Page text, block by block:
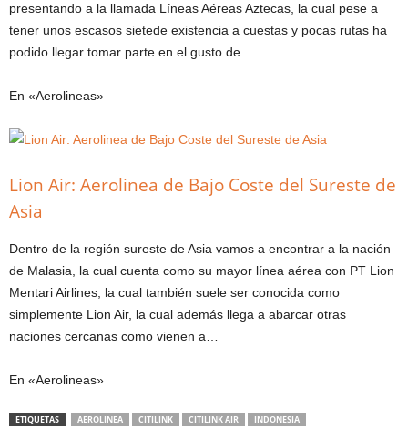
presentando a la llamada Líneas Aéreas Aztecas, la cual pese a
tener unos escasos sietede existencia a cuestas y pocas rutas ha
podido llegar tomar parte en el gusto de…
En «Aerolineas»
Lion Air: Aerolinea de Bajo Coste del Sureste de
Asia
Dentro de la región sureste de Asia vamos a encontrar a la nación
de Malasia, la cual cuenta como su mayor línea aérea con PT Lion
Mentari Airlines, la cual también suele ser conocida como
simplemente Lion Air, la cual además llega a abarcar otras
naciones cercanas como vienen a…
En «Aerolineas»
ETIQUETAS AEROLINEA CITILINK CITILINK AIR INDONESIA